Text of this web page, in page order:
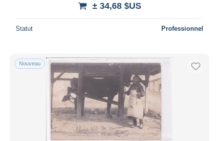
± 34,68 $US
Statut Professionnel
Nouveau